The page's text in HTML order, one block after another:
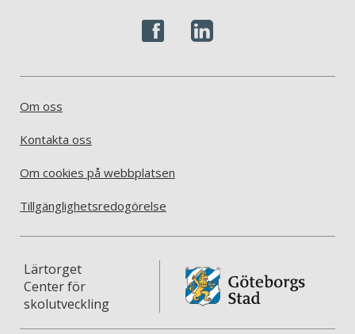
Om oss
Kontakta oss
Om cookies på webbplatsen
Tillgänglighetsredogörelse
Lärtorget
Center för
skolutveckling